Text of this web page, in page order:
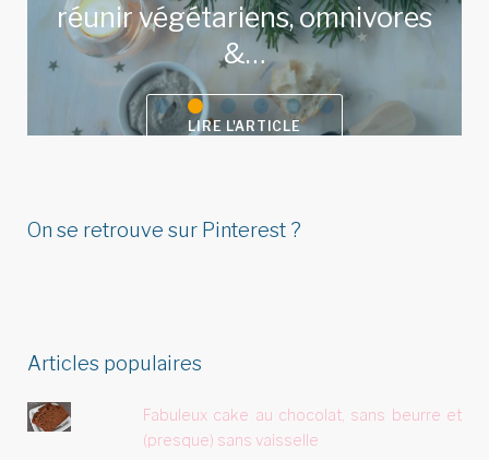
réunir végétariens, omnivores
&…
LIRE L'ARTICLE
On se retrouve sur Pinterest ?
Articles populaires
Fabuleux cake au chocolat, sans beurre et
(presque) sans vaisselle